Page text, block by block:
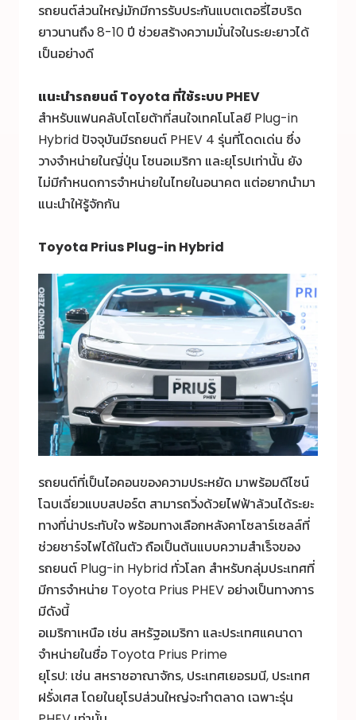
รถยนต์ส่วนใหญ่มักมีการรับประกันแบตเตอรี่ไฮบริด
ยาวนานถึง 8-10 ปี ช่วยสร้างความมั่นใจในระยะยาวได้
เป็นอย่างดี
แนะนำรถยนต์ Toyota ที่ใช้ระบบ PHEV
สำหรับแฟนคลับโตโยต้าที่สนใจเทคโนโลยี Plug-in
Hybrid ปัจจุบันมีรถยนต์ PHEV 4 รุ่นที่โดดเด่น ซึ่ง
วางจำหน่ายในญี่ปุ่น โซนอเมริกา และยุโรปเท่านั้น ยัง
ไม่มีกำหนดการจำหน่ายในไทยในอนาคต แต่อยากนำมา
แนะนำให้รู้จักกัน
Toyota PriusPlug-in Hybrid
รถยนต์ที่เป็นไอคอนของความประหยัด มาพร้อมดีไซน์
โฉบเฉี่ยวแบบสปอร์ต สามารถวิ่งด้วยไฟฟ้าล้วนได้ระยะ
ทางที่น่าประทับใจ พร้อมทางเลือกหลังคาโซลาร์เซลล์ที่
ช่วยชาร์จไฟได้ในตัว ถือเป็นต้นแบบความสำเร็จของ
รถยนต์ Plug-in Hybrid ทั่วโลก สำหรับกลุ่มประเทศที่
มีการจำหน่าย Toyota Prius PHEV อย่างเป็นทางการ
มีดังนี้
อเมริกาเหนือ เช่น สหรัฐอเมริกา และประเทศแคนาดา
จำหน่ายในชื่อ Toyota Prius Prime
ยุโรป: เช่น สหราชอาณาจักร, ประเทศเยอรมนี, ประเทศ
ฝรั่งเศส โดยในยุโรปส่วนใหญ่จะทำตลาด เฉพาะรุ่น